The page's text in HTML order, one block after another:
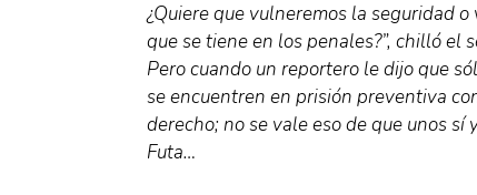
¿Quiere que vulneremos la seguridad
que se tiene en los penales?”, chilló el
Pero cuando un reportero le dijo que
se encuentren en prisión preventiva
derecho; no se vale eso de que unos sí
Futa…